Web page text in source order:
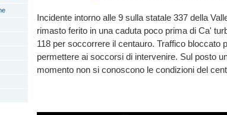
Incidente intorno alle 9 sulla statale 337 della
rimasto ferito in una caduta poco prima di Ca'
118 per soccorrere il centauro. Traffico bloccato
permettere ai soccorsi di intervenire. Sul posto
momento non si conoscono le condizioni del